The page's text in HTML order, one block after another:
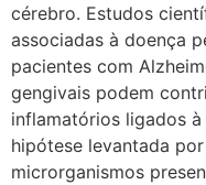
cérebro. Estudos
associadas à doença
pacientes com
gengivais podem
inflamatórios ligados
hipótese levantada
microrganismos